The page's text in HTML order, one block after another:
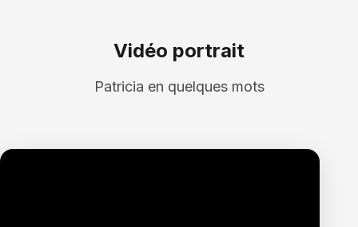
Vidéo portrait
Patricia en quelques mots